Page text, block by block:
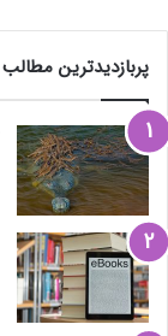
پربازدیدترین مطالب